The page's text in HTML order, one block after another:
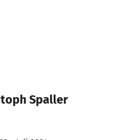
Spaller